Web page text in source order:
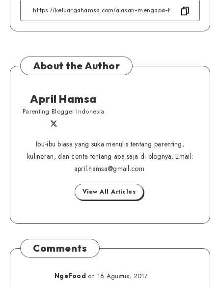
Twitter
About the Author
April Hamsa
Parenting Blogger Indonesia
on
me
on
Facebook
Ibu-ibu biasa yang suka menulis tentang parenting,
kulineran, dan cerita tentang apa saja di blognya. Email:
april.hamsa@gmail.com.
View All Articles
Comments
NgeFood on 16 Agustus, 2017